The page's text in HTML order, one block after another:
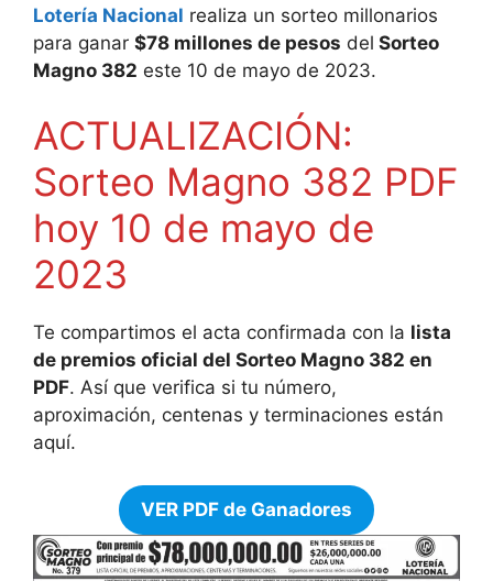
Lotería Nacional realiza un sorteo millonarios
para ganar $78 millones de pesos del Sorteo
Magno 382 este 10 de mayo de 2023.
ACTUALIZACIÓN:
Sorteo Magno 382 PDF
hoy 10 de mayo de
2023
Te compartimos el acta confirmada con la lista
de premios oficial del Sorteo Magno 382 en
PDF. Así que verifica si tu número,
aproximación, centenas y terminaciones están
aquí.
VER PDF de Ganadores